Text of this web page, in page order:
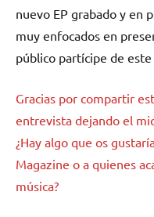
nuevo EP grabado y en
muy enfocados en
público partícipe de
Gracias por compartir
entrevista dejando el
¿Hay algo que os
Magazine o a quienes
música?